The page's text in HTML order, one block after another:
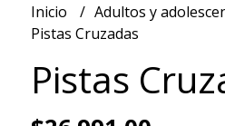
Inicio
Adultos y
Pistas Cruzadas
Pistas